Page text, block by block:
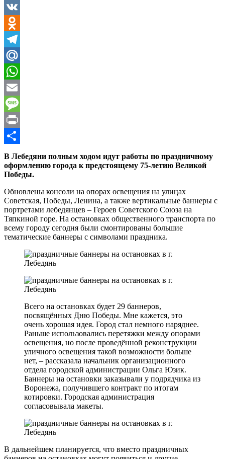
VK
Odnoklassniki
Telegram
Mail.Ru
WhatsApp
Email
Message
Print
Отправить
В Лебедяни полным ходом идут работы по праздничному
оформлению города к предстоящему 75-летию Великой
Победы.
Обновлены консоли на опорах освещения на улицах
Советская, Победы, Ленина, а также вертикальные баннеры с
портретами лебедянцев – Героев Советского Союза на
Тяпкиной горе. На остановках общественного транспорта по
всему городу сегодня были смонтированы большие
тематические баннеры с символами праздника.
Всего на остановках будет 29 баннеров,
посвящённых Дню Победы. Мне кажется, это
очень хорошая идея. Город стал немного наряднее.
Раньше использовались перетяжки между опорами
освещения, но после проведённой реконструкции
уличного освещения такой возможности больше
нет, – рассказала начальник организационного
отдела городской администрации Ольга Юзик.
Баннеры на остановки заказывали у подрядчика из
Воронежа, получившего контракт по итогам
котировки. Городская администрация
согласовывала макеты.
В дальнейшем планируется, что вместо праздничных